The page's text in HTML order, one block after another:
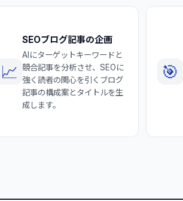
📈
SEOブログ記事の企画
AIにターゲットキーワードと
競合記事を分析させ、SEOに
強く読者の関心を引くブログ
記事の構成案とタイトルを生
成します。
🎯